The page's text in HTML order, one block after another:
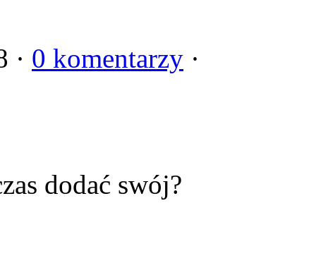
· 0 komentarzy ·
dodać swój?